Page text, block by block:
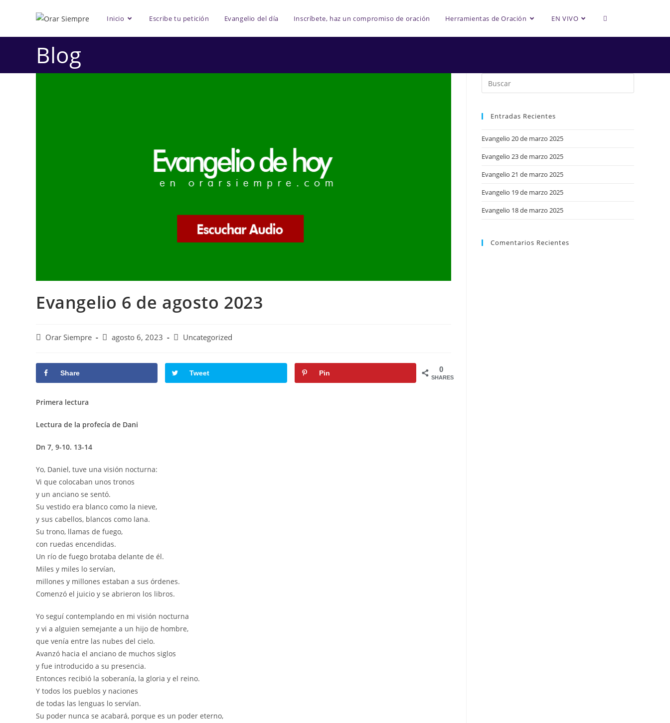
Inicio Escribe tu petición Evangelio del día Inscríbete, haz un compromiso de oración Herramientas de Oración EN VIVO Alternar
de
Blog
Evangelio 6 de agosto 2023
Autor
entrada:
Orar Siempre
Publicación
agosto 6, 2023
Categoría
Uncategorized
0
SHARES
Share Tweet Pin
Primera lectura
Lectura de la profecía de Dani
Dn 7, 9-10. 13-14
Yo, Daniel, tuve una visión nocturna:
Vi que colocaban unos tronos
y un anciano se sentó.
Su vestido era blanco como la nieve,
y sus cabellos, blancos como lana.
Su trono, llamas de fuego,
con ruedas encendidas.
Un río de fuego brotaba delante de él.
Miles y miles lo servían,
millones y millones estaban a sus órdenes.
Comenzó el juicio y se abrieron los libros.
Yo seguí contemplando en mi visión nocturna
y vi a alguien semejante a un hijo de hombre,
que venía entre las nubes del cielo.
Avanzó hacia el anciano de muchos siglos
y fue introducido a su presencia.
Entonces recibió la soberanía, la gloria y el reino.
Y todos los pueblos y naciones
de todas las lenguas lo servían.
Su poder nunca se acabará, porque es un poder eterno,
Entradas Recientes
Evangelio 20 de marzo 2025
Evangelio 23 de marzo 2025
Evangelio 21 de marzo 2025
Evangelio 19 de marzo 2025
Evangelio 18 de marzo 2025
Comentarios Recientes